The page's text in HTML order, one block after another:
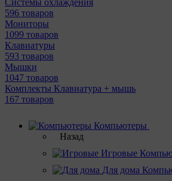
Системы охлаждения
596 товаров
Мониторы
1099 товаров
Клавиатуры
593 товаров
Мышки
1047 товаров
Комплекты Клавиатура + мышь
167 товаров
Компьютеры
Назад
Игровые
Для дома